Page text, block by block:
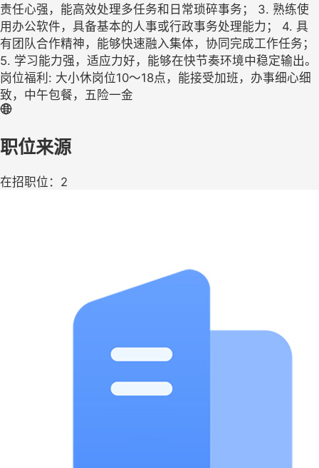
责任心强，能高效处理多任务和日常琐碎事务； 3. 熟练使
用办公软件，具备基本的人事或行政事务处理能力； 4. 具
有团队合作精神，能够快速融入集体，协同完成工作任务；
5. 学习能力强，适应力好，能够在快节奏环境中稳定输出。
岗位福利: 大小休岗位10～18点，能接受加班，办事细心细
致，中午包餐，五险一金
职位来源
在招职位：2